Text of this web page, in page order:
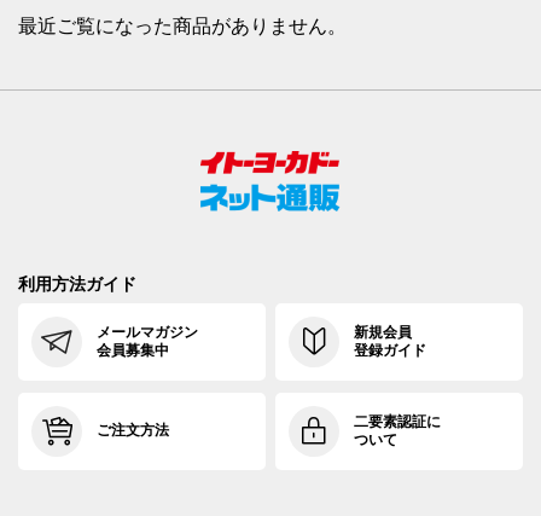
最近ご覧になった商品がありません。
利用方法ガイド
メールマガジン
会員募集中
新規会員
登録ガイド
ご注文方法
二要素認証に
ついて